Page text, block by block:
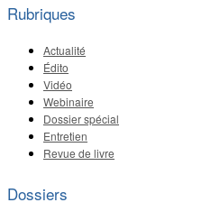
Rubriques
Actualité
Édito
Vidéo
Webinaire
Dossier spécial
Entretien
Revue de livre
Dossiers